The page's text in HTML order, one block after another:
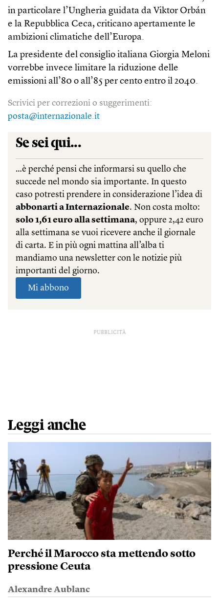
in particolare l’Ungheria guidata da Viktor Orbán
e la Repubblica Ceca, criticano apertamente le
ambizioni climatiche dell’Europa.
La presidente del consiglio italiana Giorgia Meloni
vorrebbe invece limitare la riduzione delle
emissioni all’80 o all’85 per cento entro il 2040.
Scrivici per correzioni o suggerimenti:
posta@internazionale.it
PUBBLICITÀ
Leggi anche
Perché il Marocco sta mettendo sotto
pressione Ceuta
Alexandre Aublanc